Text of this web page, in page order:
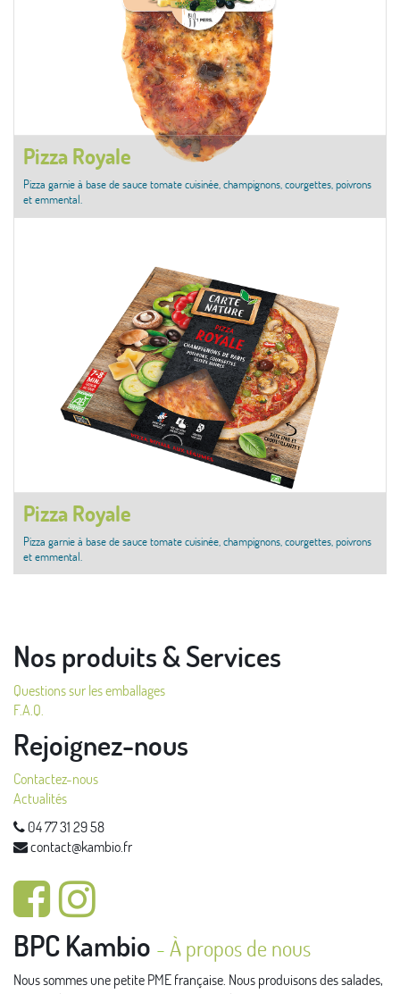
Pizza Royale
Pizza garnie à base de sauce tomate cuisinée, champignons, courgettes, poivrons
et emmental.
Pizza Royale
Pizza garnie à base de sauce tomate cuisinée, champignons, courgettes, poivrons
et emmental.
Nos produits & Services
Questions sur les emballages
F.A.Q.
Rejoignez-nous
Contactez-nous
Actualités
04 77 31 29 58
contact@kambio.fr
BPC Kambio -À propos de nous
Nous sommes une petite PME française. Nous produisons des salades,